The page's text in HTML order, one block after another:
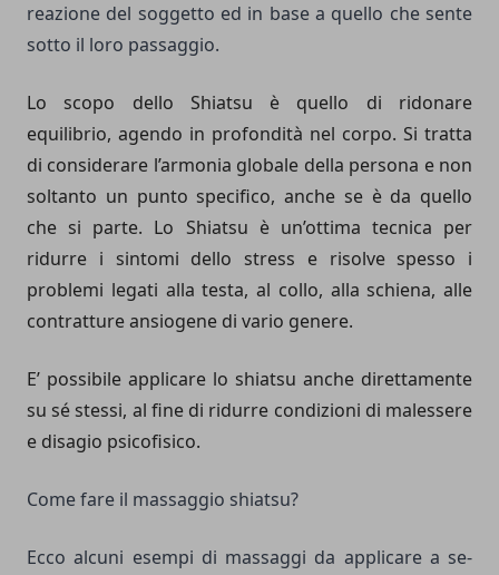
reazione del soggetto ed in base a quello che sente
sotto il loro passaggio.
Lo scopo dello Shiatsu è quello di ridonare
equilibrio, agendo in profondità nel corpo. Si tratta
di considerare l’armonia globale della persona e non
soltanto un punto specifico, anche se è da quello
che si parte. Lo Shiatsu è un’ottima tecnica per
ridurre i sintomi dello stress e risolve spesso i
problemi legati alla testa, al collo, alla schiena, alle
contratture ansiogene di vario genere.
E’ possibile applicare lo shiatsu anche direttamente
su sé stessi, al fine di ridurre condizioni di malessere
e disagio psicofisico.
Come fare il massaggio shiatsu?
Ecco alcuni esempi di massaggi da applicare a se-